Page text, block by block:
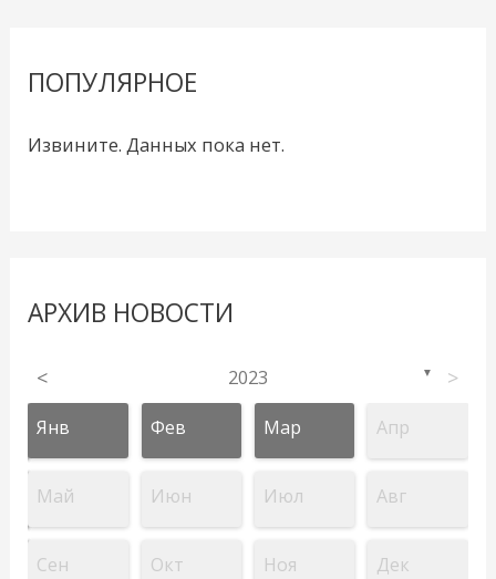
ПОПУЛЯРНОЕ
Извините. Данных пока нет.
АРХИВ НОВОСТИ
< 2023 ▼ >
Янв Фев Мар Апр
Май Июн Июл Авг
Сен Окт Ноя Дек